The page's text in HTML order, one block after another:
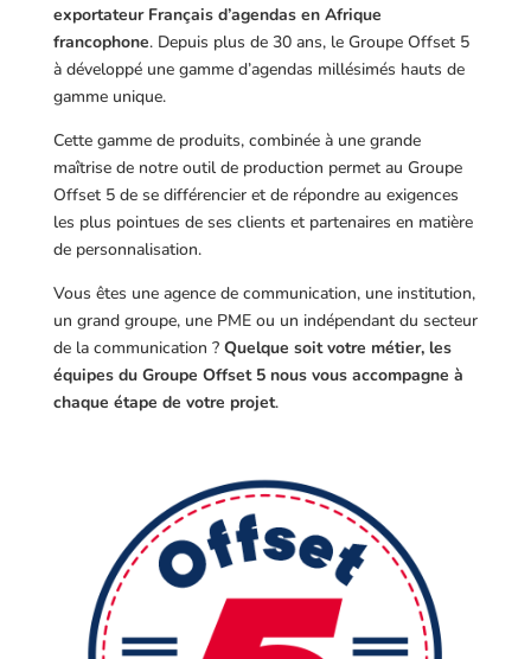
exportateur Français d’agendas en Afrique
francophone. Depuis plus de 30 ans, le Groupe Offset 5
à développé une gamme d’agendas millésimés hauts de
gamme unique.
Cette gamme de produits, combinée à une grande
maîtrise de notre outil de production permet au Groupe
Offset 5 de se différencier et de répondre au exigences
les plus pointues de ses clients et partenaires en matière
de personnalisation.
Vous êtes une agence de communication, une institution,
un grand groupe, une PME ou un indépendant du secteur
de la communication ? Quelque soit votre métier, les
équipes du Groupe Offset 5 nous vous accompagne à
chaque étape de votre projet.